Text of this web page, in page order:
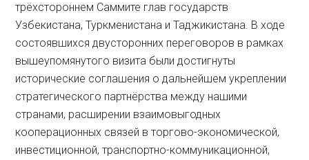
трёхстороннем Саммите глав государств
Узбекистана, Туркменистана и Таджикистана. В ходе
состоявшихся двусторонних переговоров в рамках
вышеупомянутого визита были достигнуты
исторические соглашения о дальнейшем укреплении
стратегического партнёрства между нашими
странами, расширении взаимовыгодных
кооперационных связей в торгово-экономической,
инвестиционной, транспортно-коммуникационной,